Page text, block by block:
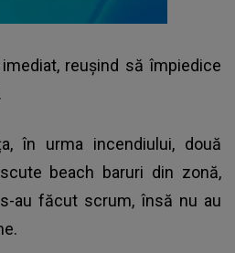
reușind să împiedice
în urma incendiului, două
beach baruri din zonă,
au făcut scrum, însă nu au